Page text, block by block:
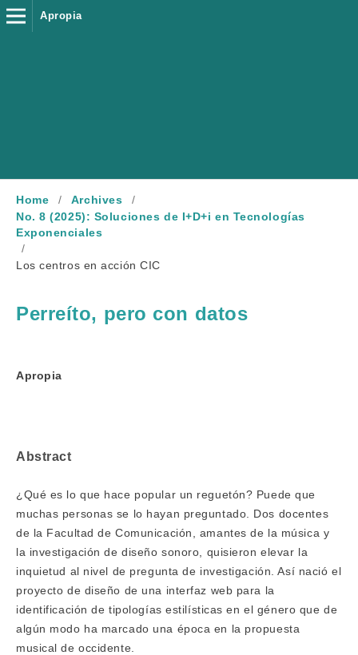
Apropia
Home / Archives
/
No. 8 (2025): Soluciones de I+D+i en Tecnologías
Exponenciales
/
Los centros en acción CIC
Perreíto, pero con datos
Apropia
Abstract
¿Qué es lo que hace popular un reguetón? Puede que
muchas personas se lo hayan preguntado. Dos docentes
de la Facultad de Comunicación, amantes de la música y
la investigación de diseño sonoro, quisieron elevar la
inquietud al nivel de pregunta de investigación. Así nació el
proyecto de diseño de una interfaz web para la
identificación de tipologías estilísticas en el género que de
algún modo ha marcado una época en la propuesta
musical de occidente.